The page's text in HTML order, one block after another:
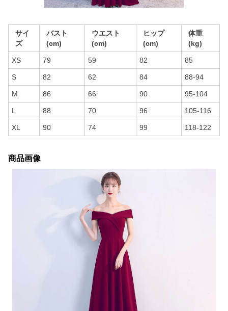
サイ
ズ
バスト
(cm)
ウエスト
(cm)
ヒップ
(cm)
体重
(kg)
XS 79 59 82 85
S 82 62 84 88-94
M 86 66 90 95-104
L 88 70 96 105-116
XL 90 74 99 118-122
商品画像